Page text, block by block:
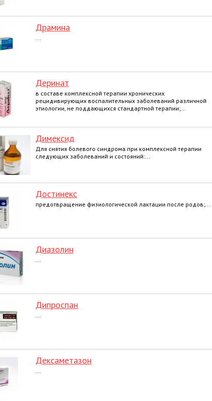
Драмина
...
Деринат
в составе комплексной терапии хронических
рецидивирующих воспалительных заболеваний различной
этиологии, не поддающихся стандартной терапии;...
Димексид
Для снятия болевого синдрома при комплексной терапии
следующих заболеваний и состояний:...
Достинекс
предотвращение физиологической лактации после родов;...
Диазолин
...
Дипроспан
...
Дексаметазон
...